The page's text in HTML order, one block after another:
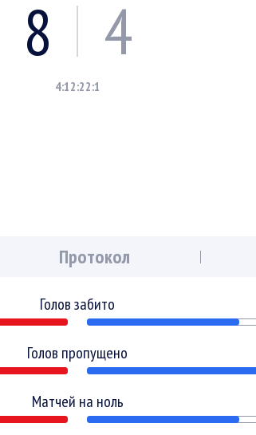
8 4
4:12:22:1
Протокол
Голов забито
Голов пропущено
Матчей на ноль